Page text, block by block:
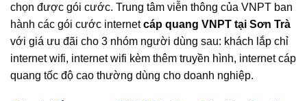
chọn được gói cước. Trung tâm viễn thông của VNPT ban
hành các gói cước internetcáp quang VNPT tại Sơn Trà
với giá ưu đãi cho 3 nhóm người dùng sau: khách lắp chỉ
internet wifi, internet wifi kèm thêm truyền hình, internet cáp
quang tốc độ cao thường dùng cho doanh nghiệp.